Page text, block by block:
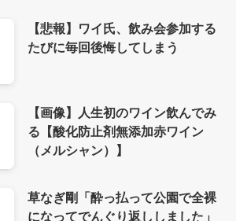
【悲報】ワイ氏、飲み会参加する
たびに毎回後悔してしまう
【画像】人生初のワイン飲んでみ
る【酸化防止剤無添加赤ワイン
（メルシャン）】
草なぎ剛「酔っ払って公園で全裸
になってでんぐり返ししました」